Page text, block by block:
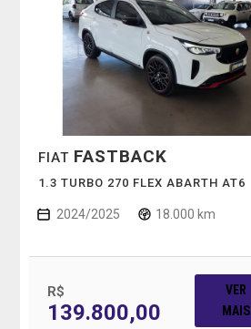
FIAT FASTBACK
1.3 TURBO 270 FLEX ABARTH AT6
2024/2025 18.000 km
R$
139.800,00
VER
MAIS